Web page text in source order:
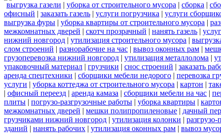
выгрузка газели | уборка от строительного мусора | сборка |
офисный | заказать газель | услуги погрузчика | услуги
выгрузка фуры | уборка квартиры от строительного мусора |
межкомнатных дверей | скотч прозрачный | нанять газель |
нижний новгород | утилизация строительного мусора |
слом строений | разнорабочие на час | вывоз оконных рам |
грузоперевозка нижний новгород | утилизация металлолома |
упаковочный материал | грузчики | снос строений | заказать
аренда спецтехники | сборщики мебели недорого | перевозка
услуги | уборка коттеджа от строительного мусора | картон |
| офисный переезд | аренда камаза | сборщики мебели на час |
плиты | погрузо-разгрузочные работы | уборка квартиры |
межкомнатных дверей | мешки полипропиленовые | дачный
грузчиками нижний новгород | утилизация колонки |
зданий | нанять рабочих | утилизация оконных рам | вывоз